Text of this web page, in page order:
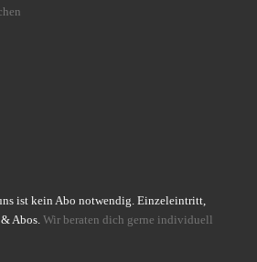
ist kein Abo notwendig. Einzeleintritt,
Abos. Wir beraten dich gerne individuell